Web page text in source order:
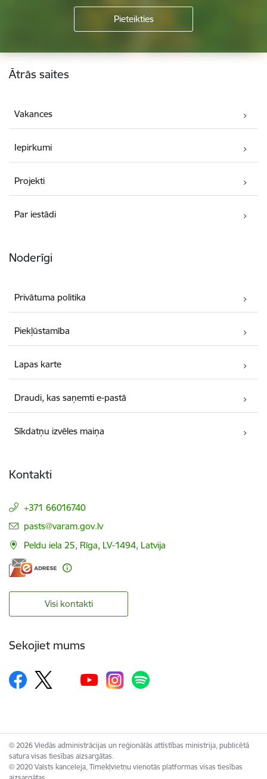
Kājene
Ātrās saites
Vakances
Iepirkumi
Projekti
Par iestādi
Noderīgi
Privātuma politika
Piekļūstamība
Lapas karte
Draudi, kas saņemti e-pastā
Sīkdatņu izvēles maiņa
Kontakti
+371 66016740
E-pasts:
pasts@varam.gov.lv
Peldu iela 25, Rīga, LV-1494, Latvija
Visi kontakti
Sekojiet mums
© 2026 Viedās administrācijas un reģionālās attīstības ministrija, publicētā
satura visas tiesības aizsargātas.
© 2020 Valsts kanceleja, Tīmekļvietņu vienotās platformas visas tiesības